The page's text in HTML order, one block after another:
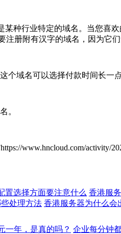
种行业特定的域名。当您喜
册附有汉字的域名，因为它们
个域名可以选择付款时间长一
。
www.hncloud.com/activity/
置选择方面要注意什么 香港服
处理方法 香港服务器为什么会
一年，是真的吗？ 企业每分钟